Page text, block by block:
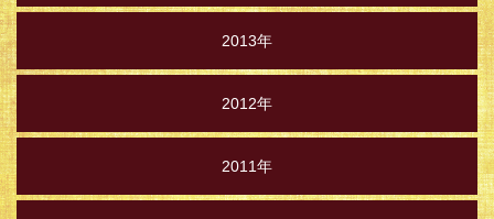
2013年
2012年
2011年